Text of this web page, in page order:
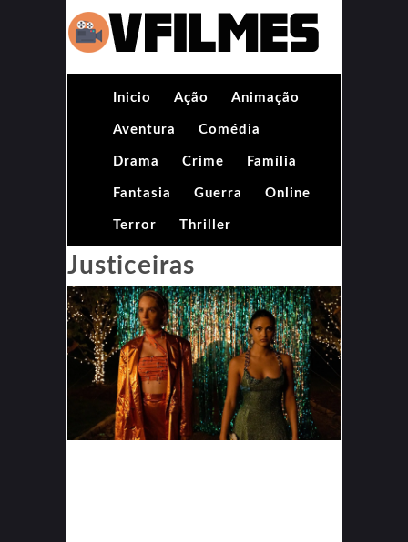
Inicio Ação Animação
Aventura Comédia
Drama Crime Família
Fantasia Guerra Online
Terror Thriller
Justiceiras